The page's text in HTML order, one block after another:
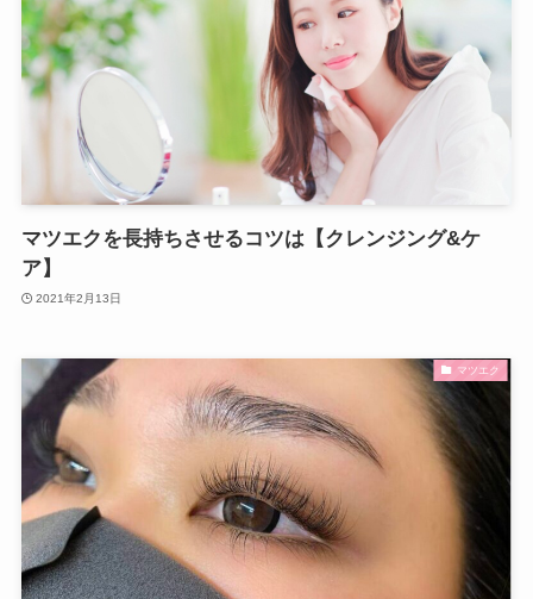
マツエクを長持ちさせるコツは【クレンジング&ケ
ア】
2021年2月13日
マツエク